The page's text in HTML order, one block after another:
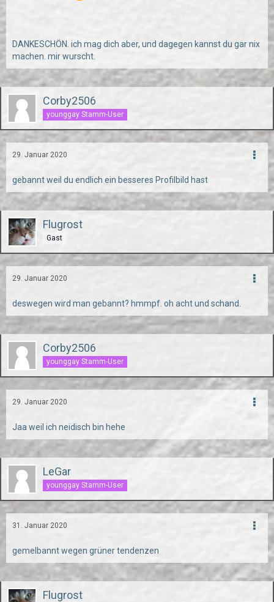
DANKESCHÖN. ich mag dich aber, und dagegen kannst du gar nix
machen. mir wurscht.
Corby2506
younggay Stamm-User
29. Januar 2020
gebannt weil du endlich ein besseres Profilbild hast
Flugrost
Gast
29. Januar 2020
deswegen wird man gebannt? hmmpf. oh acht und schand.
Corby2506
younggay Stamm-User
29. Januar 2020
Jaa weil ich neidisch bin hehe
LeGar
younggay Stamm-User
31. Januar 2020
gemelbannt wegen grüner tendenzen
Flugrost